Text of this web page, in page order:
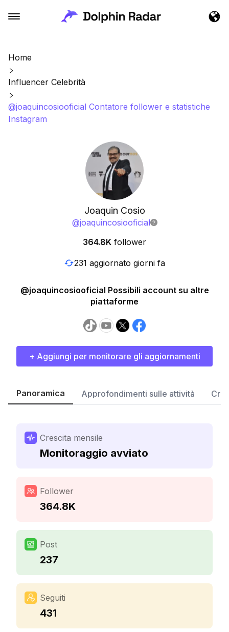
Home
Influencer Celebrità
@joaquincosiooficial Contatore follower e statistiche
Instagram
Joaquin Cosio
@joaquincosiooficial
364.8K follower
231 aggiornato giorni fa
@joaquincosiooficial Possibili account su altre
piattaforme
+ Aggiungi per monitorare gli aggiornamenti
Panoramica Approfondimenti sulle attività
Crescita mensile
Monitoraggio avviato
Follower
364.8K
Post
237
Seguiti
431